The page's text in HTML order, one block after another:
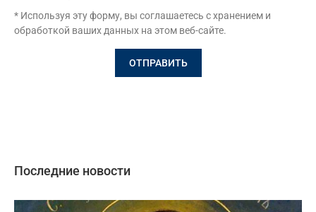
* Используя эту форму, вы соглашаетесь с хранением и
обработкой ваших данных на этом веб-сайте.
Последние новости